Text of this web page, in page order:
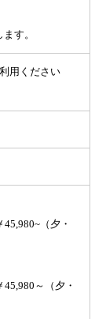
す。
用ください
（夕・
～（夕・